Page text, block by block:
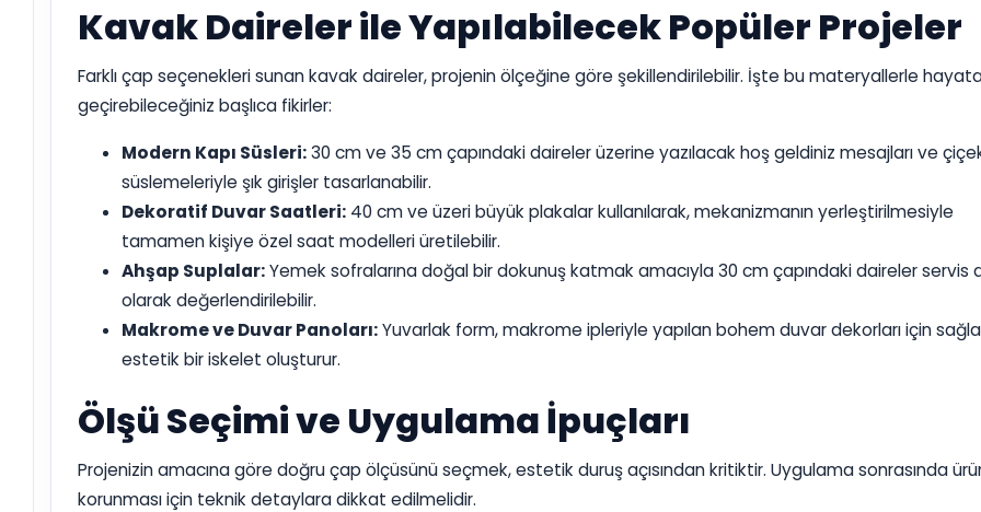
Kavak Daireler ile Yapılabilecek Popüler Projeler
Farklı çap seçenekleri sunan kavak daireler, projenin ölçeğine göre şekillendirilebilir. İşte bu materyallerle
geçirebileceğiniz başlıca fikirler:
Modern Kapı Süsleri:30 cm ve 35 cm çapındaki daireler üzerine yazılacak hoş geldiniz mesajları ve
süslemeleriyle şık girişler tasarlanabilir.
Dekoratif Duvar Saatleri: 40 cm ve üzeri büyük plakalar kullanılarak, mekanizmanın yerleştirilmesiyle
tamamen kişiye özel saat modelleri üretilebilir.
Ahşap Suplalar:Yemek sofralarına doğal bir dokunuş katmak amacıyla 30 cm çapındaki daireler servis
olarak değerlendirilebilir.
Makrome ve Duvar Panoları:Yuvarlak form, makrome ipleriyle yapılan bohem duvar dekorları için
estetik bir iskelet oluşturur.
Ölşü Seçimi ve Uygulama İpuçları
Projenizin amacına göre doğru çap ölçüsünü seçmek, estetik duruş açısından kritiktir. Uygulama sonrasında
korunması için teknik detaylara dikkat edilmelidir.